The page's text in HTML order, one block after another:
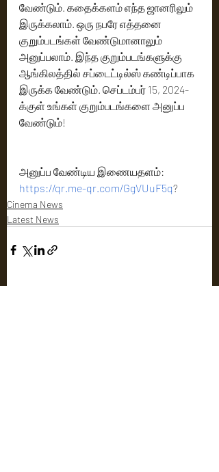
வேண்டும். கதைக்களம் எந்த ஜானரிலும்
இருக்கலாம். ஒரு நபரே எத்தனை
குறும்படங்கள் வேண்டுமானாலும்
அனுப்பலாம். இந்த குறும்படங்களுக்கு
ஆங்கிலத்தில் சப்டைட்டில்ஸ் கண்டிப்பாக
இருக்க வேண்டும். செப்டம்பர் 15, 2024-
க்குள் உங்கள் குறும்படங்களை அனுப்ப
வேண்டும்!
அனுப்ப வேண்டிய இணையதளம்:
https://qr.me-qr.com/GgVUuF5q?
Cinema News
Latest News